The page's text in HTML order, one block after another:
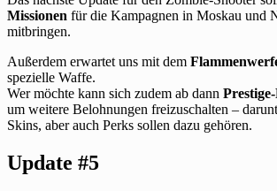
Missionen für die Kampagnen in Moskau und
mitbringen.
Außerdem erwartet uns mit dem
spezielle Waffe.
Wer möchte kann sich zudem ab dann
um weitere Belohnungen freizuschalten –
Skins, aber auch Perks sollen dazu gehören.
Update #5